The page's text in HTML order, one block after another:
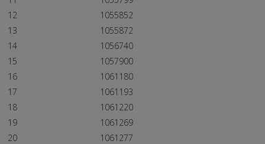
12
1055852
13
1055872
14
1056740
15
1057900
16
1061180
17
1061193
18
1061220
19
1061269
20
1061277